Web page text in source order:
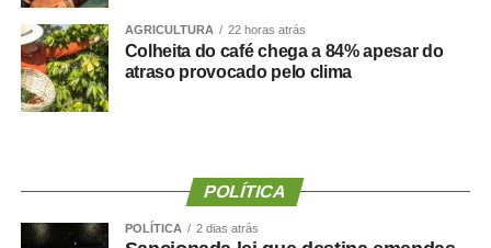
mais relevantes foi a importância da
manual, medida por dinamometria.
Quanto menor a força e quanto maior sua redução ao
longo dos anos ,maior foi o risco observado.
a saúde:Não basta saber quanto peso uma pessoa
força ela conseguiu preservar.
AGRICULTURA 22 horas atrás
Colheita do café chega a 84% apesar do
atraso provocado pelo clima
POLÍTICA
POLÍTICA 2 dias atrás